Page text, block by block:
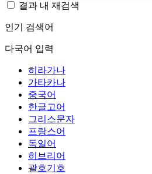
결과 내 재검색
인기 검색어
다국어 입력
히라가나
가타카나
중국어
한글고어
그리스문자
프랑스어
독일어
히브리어
괄호기호